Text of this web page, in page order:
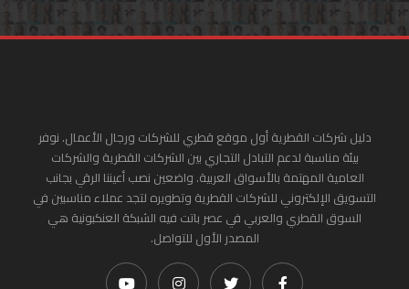
دليل شركات القطرية أول موقع قطري للشركات ورجال الأعمال. نوفر
بيئة مناسبة لدعم التبادل التجاري بين الشركات القطرية والشركات
العامية المهتمة بالأسواق العربية. واضعين نصب أعيننا الرقي بجانب
التسويق الإلكتروني للشركات القطرية وتطويره لتجد عملاء مناسبين في
السوق القطري والعربي في عصر باتت فيه الشبكة العنكبونية هي
المصدر الأول للتواصل.